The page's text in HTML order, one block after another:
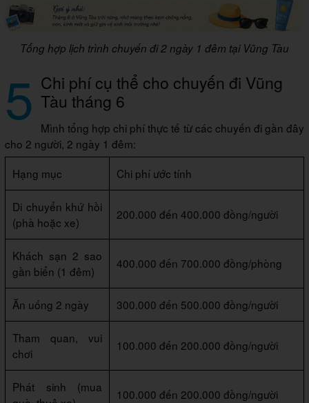
Tổng hợp lịch trình chuyến đi 2 ngày 1 đêm tại Vũng Tàu
5 Chi phí cụ thể cho chuyến đi Vũng
Tàu tháng 6
Mình tổng hợp chi phí thực tế từ các chuyến đi gần đây
cho 2 người, 2 ngày 1 đêm:
Hạng mục
Chi phí ước tính
Di chuyển khứ hồi
(phà hoặc xe)
200.000 đến 400.000 đồng/người
Khách sạn 2 sao
gần biển (1 đêm)
400.000 đến 700.000 đồng/phòng
Ăn uống 2 ngày 300.000 đến 500.000 đồng/người
Tham quan, vui
chơi
100.000 đến 200.000 đồng/người
Phát sinh (mua
100.000 đến 200.000 đồng/người